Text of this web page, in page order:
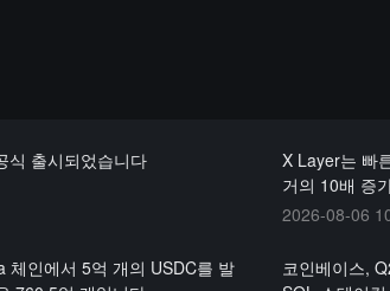
식 출시되었습니다
X Layer는 빠
거의 10배 증
2026-08-06
체인에서 5억 개의 USDC를 발
코인베이스,